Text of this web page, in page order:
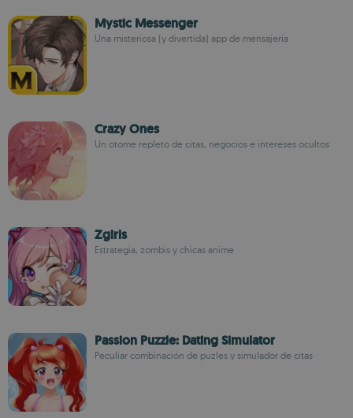
Mystic Messenger
Una misteriosa (y divertida) app de mensajería
Crazy Ones
Un otome repleto de citas, negocios e intereses ocultos
Zgirls
Estrategia, zombis y chicas anime
Passion Puzzle: Dating Simulator
Peculiar combinación de puzles y simulador de citas